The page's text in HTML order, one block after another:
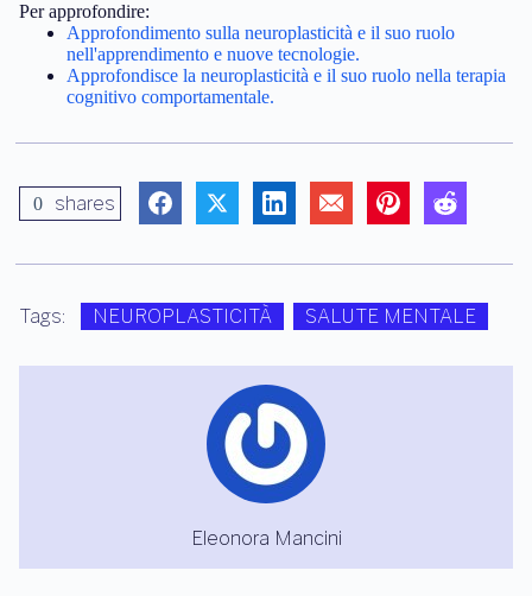
Per approfondire:
Approfondimento sulla neuroplasticità e il suo ruolo
nell'apprendimento e nuove tecnologie.
Approfondisce la neuroplasticità e il suo ruolo nella terapia
cognitivo comportamentale.
0 shares
Tags: NEUROPLASTICITÀ SALUTE MENTALE
Eleonora Mancini